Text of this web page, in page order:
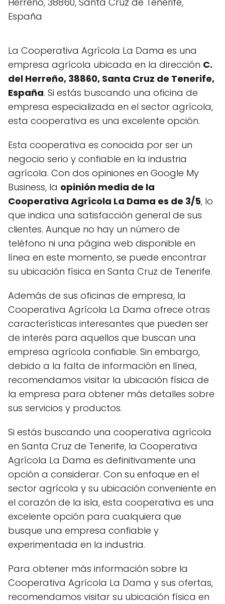
La Cooperativa Agrícola La Dama es una
empresa agrícola ubicada en la dirección C.
del Herreño, 38860, Santa Cruz de Tenerife,
España. Si estás buscando una oficina de
empresa especializada en el sector agrícola,
esta cooperativa es una excelente opción.
Esta cooperativa es conocida por ser un
negocio serio y confiable en la industria
agrícola. Con dos opiniones en Google My
Business, la opinión media de la
Cooperativa Agrícola La Dama es de 3/5, lo
que indica una satisfacción general de sus
clientes. Aunque no hay un número de
teléfono ni una página web disponible en
línea en este momento, se puede encontrar
su ubicación física en Santa Cruz de Tenerife.
Además de sus oficinas de empresa, la
Cooperativa Agrícola La Dama ofrece otras
características interesantes que pueden ser
de interés para aquellos que buscan una
empresa agrícola confiable. Sin embargo,
debido a la falta de información en línea,
recomendamos visitar la ubicación física de
la empresa para obtener más detalles sobre
sus servicios y productos.
Si estás buscando una cooperativa agrícola
en Santa Cruz de Tenerife, la Cooperativa
Agrícola La Dama es definitivamente una
opción a considerar. Con su enfoque en el
sector agrícola y su ubicación conveniente en
el corazón de la isla, esta cooperativa es una
excelente opción para cualquiera que
busque una empresa confiable y
experimentada en la industria.
Para obtener más información sobre la
Cooperativa Agrícola La Dama y sus ofertas,
recomendamos visitar su ubicación física en